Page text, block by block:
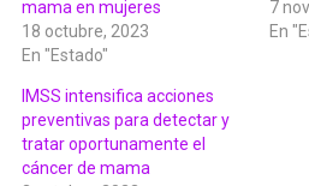
mama en mujeres
18 octubre, 2023
En "Estado"
7
En
IMSS intensifica acciones
preventivas para detectar y
tratar oportunamente el
cáncer de mama